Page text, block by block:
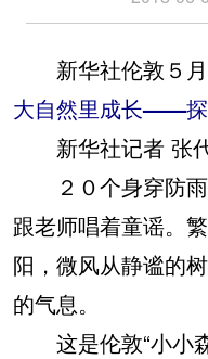
新华社伦敦５
大自然里成长——探
新华社记者 张
２０个身穿防雨
跟老师唱着童谣。
阳，微风从静谧的
的气息。
这是伦敦“小小森